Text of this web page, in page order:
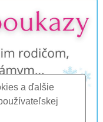
a ďalšie